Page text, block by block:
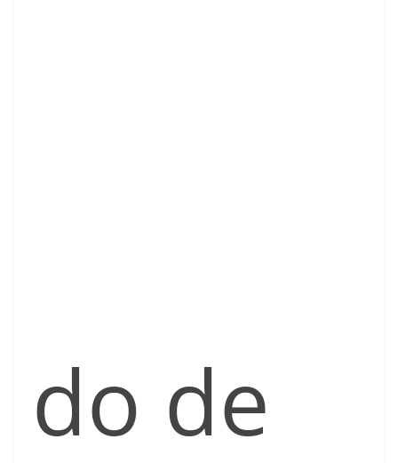
do de